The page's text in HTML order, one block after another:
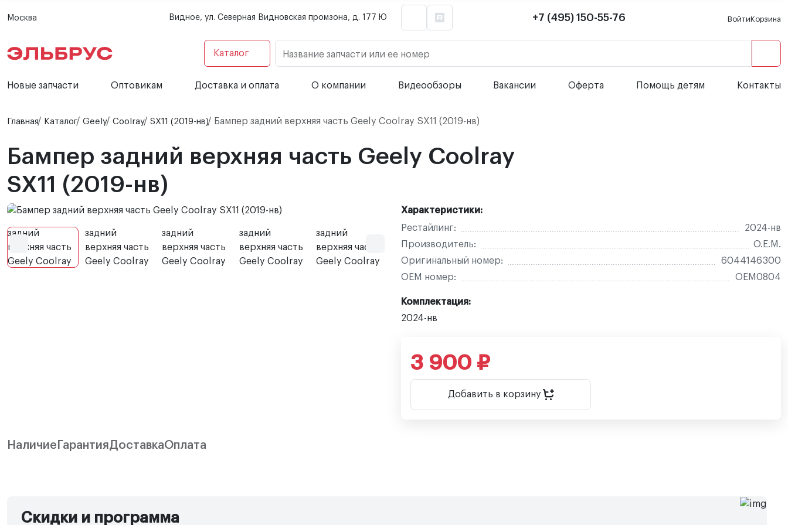
Москва Видное, ул. Северная Видновская промзона, д. 177 Ю +7 (495) 150-55-76 ВойтиКорзина
Каталог Название запчасти или ее номер
Новые запчасти Оптовикам Доставка и оплата О компании Видеообзоры Вакансии Оферта Помощь детям Контакты
Главная Каталог Geely Coolray SX11 (2019-нв) Бампер задний верхняя часть Geely Coolray SX11 (2019-нв)
Бампер задний верхняя часть Geely Coolray
SX11 (2019-нв)
Характеристики:
Рестайлинг:
2024-нв
Производитель:
O.E.M.
Оригинальный номер:
6044146300
OEM номер:
OEM0804
Комплектация:
2024-нв
3 900 ₽
Добавить в корзину
Наличие ГарантияДоставкаОплата
Скидки и программа